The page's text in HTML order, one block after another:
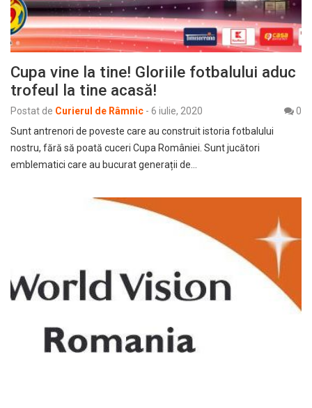
Cupa vine la tine! Gloriile fotbalului aduc
trofeul la tine acasă!
Postat de Curierul de Râmnic - 6 iulie, 2020
0
Sunt antrenori de poveste care au construit istoria fotbalului
nostru, fără să poată cuceri Cupa României. Sunt jucători
emblematici care au bucurat generații de…